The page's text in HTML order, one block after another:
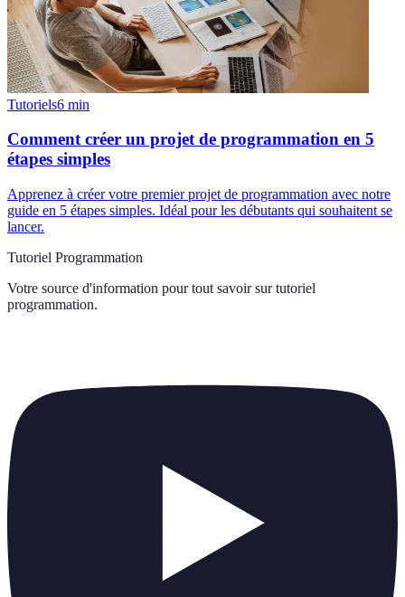
Tutoriels6 min
Comment créer un projet de programmation en 5
étapes simples
Apprenez à créer votre premier projet de programmation avec notre
guide en 5 étapes simples. Idéal pour les débutants qui souhaitent se
lancer.
Tutoriel Programmation
Votre source d'information pour tout savoir sur tutoriel
programmation.